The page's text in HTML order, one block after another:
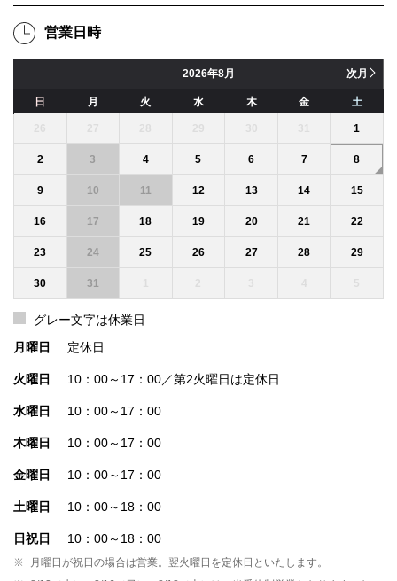
営業日時
8月 次月
日 月 火 水 木 金 土
1
2 3 4 5 6 7 8
9 10 11 12 13 14 15
16 17 18 19 20 21 22
23 24 25 26 27 28 29
30 31
グレー文字は休業日
月曜日
定休日
火曜日 10：00～17：00／第2火曜日は定休日
水曜日 10：00～17：00
木曜日 10：00～17：00
金曜日 10：00～17：00
土曜日 10：00～18：00
日祝日 10：00～18：00
※
月曜日が祝日の場合は営業。翌火曜日を定休日といたします。